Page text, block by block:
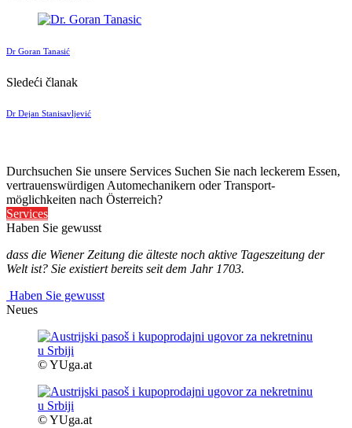
Dr Goran Tanasić
Sledeći članak
Dr Dejan Stanisavljević
Durchsuchen Sie unsere Services Suchen Sie nach leckerem Essen,
vertrauenswürdigen Automechanikern oder Transport-
möglichkeiten nach Österreich?
Services
Haben Sie gewusst
dass die Wiener Zeitung die älteste noch aktive Tageszeitung der
Welt ist? Sie existiert bereits seit dem Jahr 1703.
Haben Sie gewusst
Neues
© YUga.at
© YUga.at